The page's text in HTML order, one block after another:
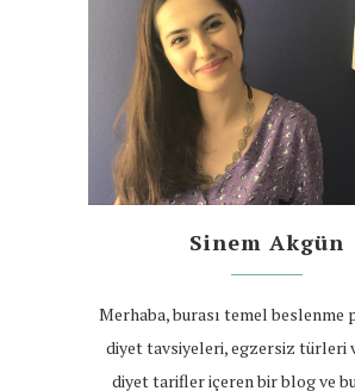
Sinem Akgün
Merhaba, burası temel beslenme
diyet tavsiyeleri, egzersiz türleri
diyet tarifler içeren bir blog ve